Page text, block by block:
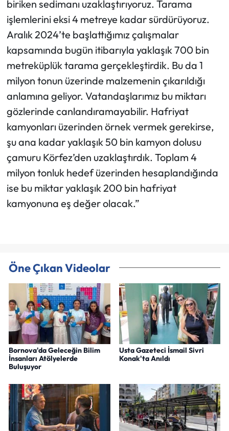
biriken sedimanı uzaklaştırıyoruz. Tarama
işlemlerini eksi 4 metreye kadar sürdürüyoruz.
Aralık 2024’te başlattığımız çalışmalar
kapsamında bugün itibarıyla yaklaşık 700 bin
metreküplük tarama gerçekleştirdik. Bu da 1
milyon tonun üzerinde malzemenin çıkarıldığı
anlamına geliyor. Vatandaşlarımız bu miktarı
gözlerinde canlandıramayabilir. Hafriyat
kamyonları üzerinden örnek vermek gerekirse,
şu ana kadar yaklaşık 50 bin kamyon dolusu
çamuru Körfez’den uzaklaştırdık. Toplam 4
milyon tonluk hedef üzerinden hesaplandığında
ise bu miktar yaklaşık 200 bin hafriyat
kamyonuna eş değer olacak.”
Öne Çıkan Videolar
Bornova'da Geleceğin Bilim
İnsanları Atölyelerde
Buluşuyor
Usta Gazeteci İsmail Sivri
Konak'ta Anıldı